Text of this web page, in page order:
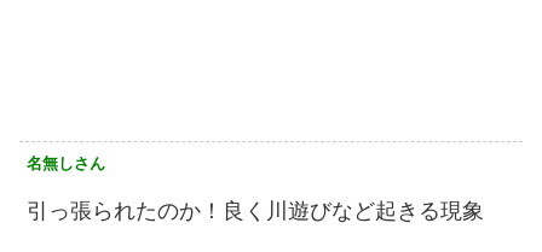
名無しさん
引っ張られたのか！良く川遊びなど起きる現象